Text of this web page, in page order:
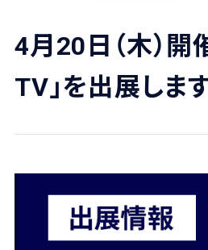
4月20日（木）開
TV」を出展しま